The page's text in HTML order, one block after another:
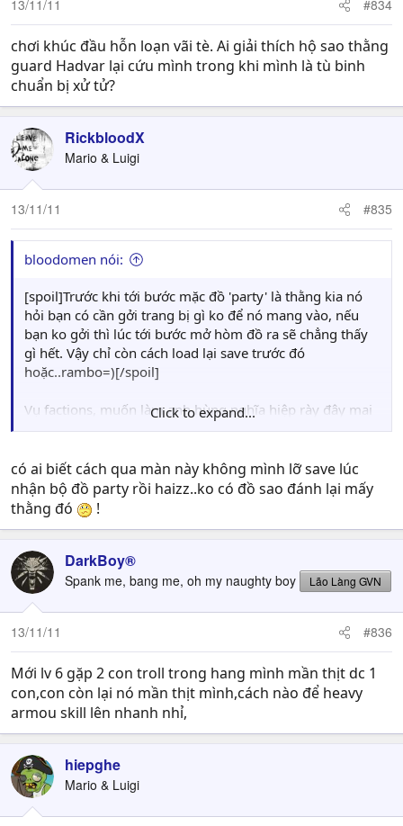
13/11/11 #834
chơi khúc đầu hỗn loạn vãi tè. Ai giải thích hộ sao thằng
guard Hadvar lại cứu mình trong khi mình là tù binh
chuẩn bị xử tử?
RickbloodX
Mario & Luigi
13/11/11 #835
bloodomen nói:
[spoil]Trước khi tới bước mặc đồ 'party' là thằng kia nó
hỏi bạn có cần gởi trang bị gì ko để nó mang vào, nếu
bạn ko gởi thì lúc tới bước mở hòm đồ ra sẽ chẳng thấy
gì hết. Vậy chỉ còn cách load lại save trước đó
hoặc..rambo=)[/spoil]
Vụ factions, muốn làm anh hùng nghĩa hiệp rày đây mai
đó chắc chỉ có mỗi Companions để join thôi nhỉ ?xD
Click to expand...
có ai biết cách qua màn này không mình lỡ save lúc
nhận bộ đồ party rồi haizz..ko có đồ sao đánh lại mấy
thằng đó
!
DarkBoy®
Spank me, bang me, oh my naughty boy Lão Làng GVN
13/11/11 #836
Mới lv 6 gặp 2 con troll trong hang mình mần thịt dc 1
con,con còn lại nó mần thịt mình,cách nào để heavy
armou skill lên nhanh nhỉ,
hiepghe
Mario & Luigi